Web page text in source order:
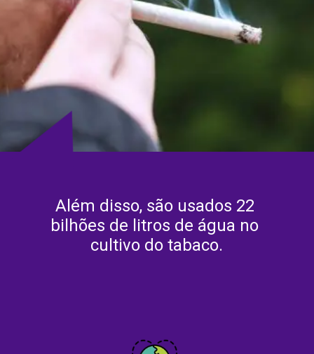
Além disso, são usados 22
bilhões de litros de água no
cultivo do tabaco.